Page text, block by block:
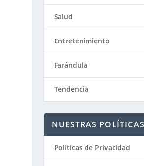
Salud
Entretenimiento
Farándula
Tendencia
NUESTRAS POLÍTICAS
Políticas de Privacidad